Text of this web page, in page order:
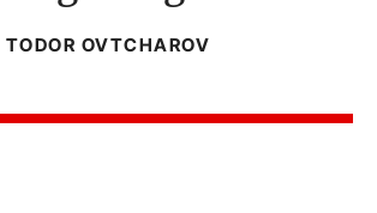
TODOR OVTCHAROV